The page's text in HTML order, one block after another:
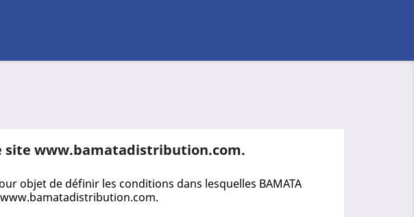
site www.bamatadistribution.com.
objet de définir les conditions dans lesquelles BAMATA
www.bamatadistribution.com.